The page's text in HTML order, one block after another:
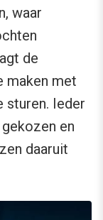
waar
de
maken met
sturen. Ieder
en
daaruit